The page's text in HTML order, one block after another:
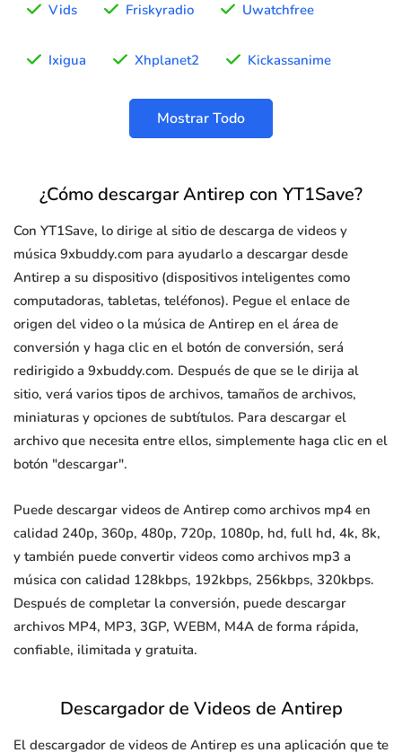
Vids Friskyradio Uwatchfree
Ixigua Xhplanet2 Kickassanime
Mostrar Todo
¿Cómo descargar Antirep con YT1Save?
Con YT1Save, lo dirige al sitio de descarga de videos y
música 9xbuddy.com para ayudarlo a descargar desde
Antirep a su dispositivo (dispositivos inteligentes como
computadoras, tabletas, teléfonos). Pegue el enlace de
origen del video o la música de Antirep en el área de
conversión y haga clic en el botón de conversión, será
redirigido a 9xbuddy.com. Después de que se le dirija al
sitio, verá varios tipos de archivos, tamaños de archivos,
miniaturas y opciones de subtítulos. Para descargar el
archivo que necesita entre ellos, simplemente haga clic en el
botón "descargar".
Puede descargar videos de Antirep como archivos mp4 en
calidad 240p, 360p, 480p, 720p, 1080p, hd, full hd, 4k, 8k,
y también puede convertir videos como archivos mp3 a
música con calidad 128kbps, 192kbps, 256kbps, 320kbps.
Después de completar la conversión, puede descargar
archivos MP4, MP3, 3GP, WEBM, M4A de forma rápida,
confiable, ilimitada y gratuita.
Descargador de Videos de Antirep
El descargador de videos de Antirep es una aplicación que te